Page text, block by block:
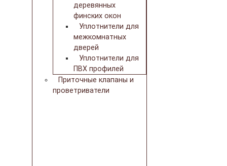
деревянных
финских окон
Уплотнители для
межкомнатных
дверей
Уплотнители для
ПВХ профилей
Приточные клапаны и
проветриватели